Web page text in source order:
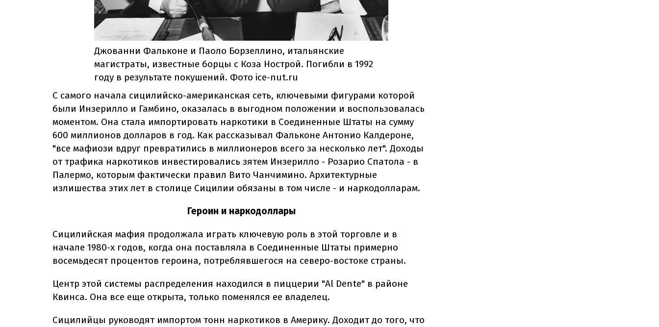
Джованни Фальконе и Паоло Борзеллино, итальянские
магистраты, известные борцы с Коза Нострой. Погибли в 1992
году в результате покушений. Фото ice-nut.ru
С самого начала сицилийско-американская сеть, ключевыми фигурами которой
были Инзерилло и Гамбино, оказалась в выгодном положении и воспользовалась
моментом. Она стала импортировать наркотики в Соединенные Штаты на сумму
600 миллионов долларов в год. Как рассказывал Фальконе Антонио Калдероне,
"все мафиози вдруг превратились в миллионеров всего за несколько лет". Доходы
от трафика наркотиков инвестировались зятем Инзерилло - Розарио Спатола - в
Палермо, которым фактически правил Вито Чанчимино. Архитектурные
излишества этих лет в столице Сицилии обязаны в том числе - и наркодолларам.
Героин и наркодоллары
Сицилийская мафия продолжала играть ключевую роль в этой торговле и в
начале 1980-х годов, когда она поставляла в Соединенные Штаты примерно
восемьдесят процентов героина, потреблявшегося на северо-востоке страны.
Центр этой системы распределения находился в пиццерии "Al Dente" в районе
Квинса. Она все еще открыта, только поменялся ее владелец.
Сицилийцы руководят импортом тонн наркотиков в Америку. Доходит до того, что